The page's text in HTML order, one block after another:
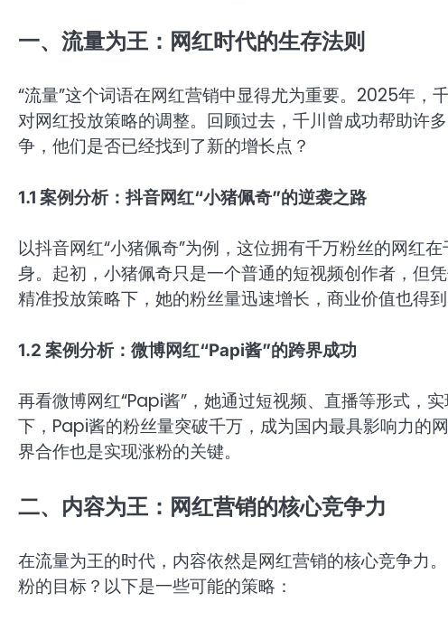
一、流量为王：网红时代的生存法则
“流量”这个词语在网红营销中显得尤为重要。2025年，
对网红投放策略的调整。回顾过去，千川曾成功帮助许
争，他们是否已经找到了新的增长点？
1.1 案例分析：抖音网红“小猪佩奇”的逆袭之路
以抖音网红“小猪佩奇”为例，这位拥有千万粉丝的网红
身。起初，小猪佩奇只是一个普通的短视频创作者，但
精准投放策略下，她的粉丝量迅速增长，商业价值也得到
1.2 案例分析：微博网红“Papi酱”的跨界成功
再看微博网红“Papi酱”，她通过短视频、直播等形式，
下，Papi酱的粉丝量突破千万，成为国内最具影响力的
界合作也是实现涨粉的关键。
二、内容为王：网红营销的核心竞争力
在流量为王的时代，内容依然是网红营销的核心竞争力
粉的目标？以下是一些可能的策略：